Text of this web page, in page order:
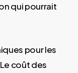
qui pourrait
pour les
coût des